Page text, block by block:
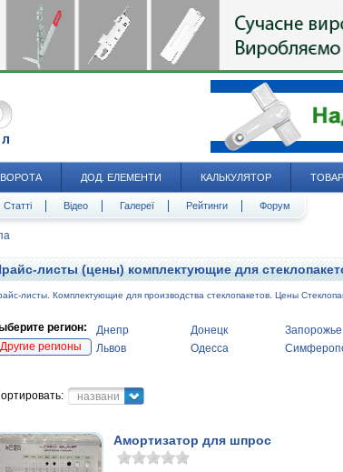
ВОРОТА ДОД. ЕЛЕМЕНТИ КАЛЬКУЛЯТОР
Статті Відео Галереї Рейтинги Форум
листы (цены) комплектующие для
листы. Комплектующие для производства стеклопакетов. Цены
регион:
Другие регионы
Днепр Донецк Запорожье
Львов
Одесса
название
Амортизатор для шпрос